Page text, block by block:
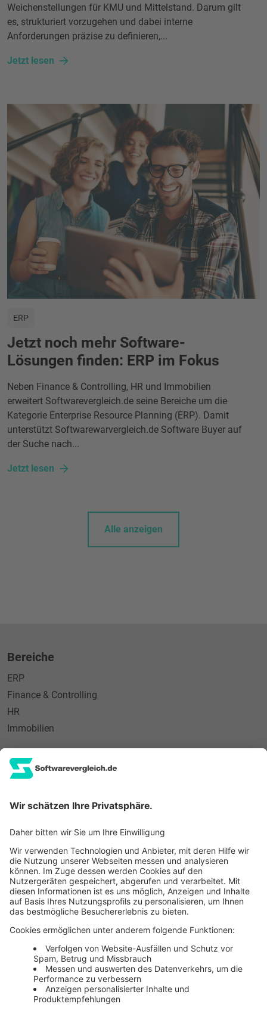
Weichenstellungen für KMU und Mittelstand. Darum gilt
es, strukturiert vorzugehen und dabei interne
Anforderungen präzise zu definieren,...
Jetzt lesen
ERP
Jetzt noch mehr Software-
Lösungen finden: ERP im Fokus
Neben Finance & Controlling, HR und Immobilien
erweitert Softwarevergleich.de seine Bereiche um die
Kategorie Enterprise Resource Planning (ERP). Damit
unterstützt Softwarewarvergleich.de Software Buyer auf
der Suche nach...
Jetzt lesen
Alle anzeigen
Bereiche
ERP
Finance & Controlling
HR
Immobilien
Informationen
Newsletter
Kontakt
Login
Einblicke & Praxis-Tipps
Aktuelle Whitepaper und Case Studies entdecken
Jetzt entdecken
Wissen
Aktuelle Top-Themen und Expertenbeiträge